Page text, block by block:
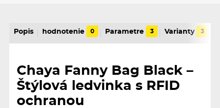
Popis hodnotenie 0 Parametre 3 Varianty 3
Chaya Fanny Bag Black –
Štýlová ledvinka s RFID
ochranou